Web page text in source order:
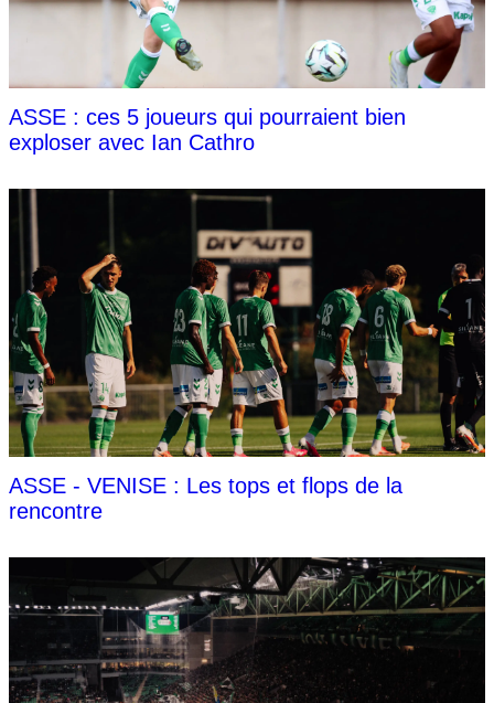
ASSE : ces 5 joueurs qui pourraient bien
exploser avec Ian Cathro
ASSE - VENISE : Les tops et flops de la
rencontre